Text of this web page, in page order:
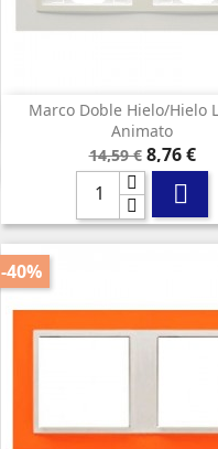
Marco Doble Hielo/hielo
Animato
Precio
base
14,59 € Precio
8,76 €

 Vista rápida
-40%